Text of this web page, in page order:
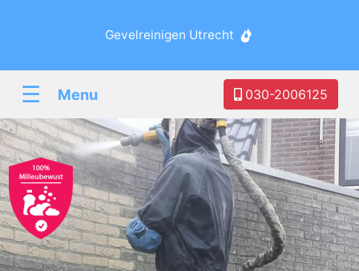
Gevelreinigen Utrecht
☰ Menu 030-2006125